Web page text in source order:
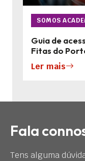
SOMOS
Guia de
Fitas do
Ler mais
Fala
Tens alguma